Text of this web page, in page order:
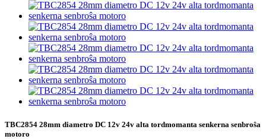
TBC2854 28mm diametro DC 12v 24v alta tordmomanta senkerna senbroŝa
motoro